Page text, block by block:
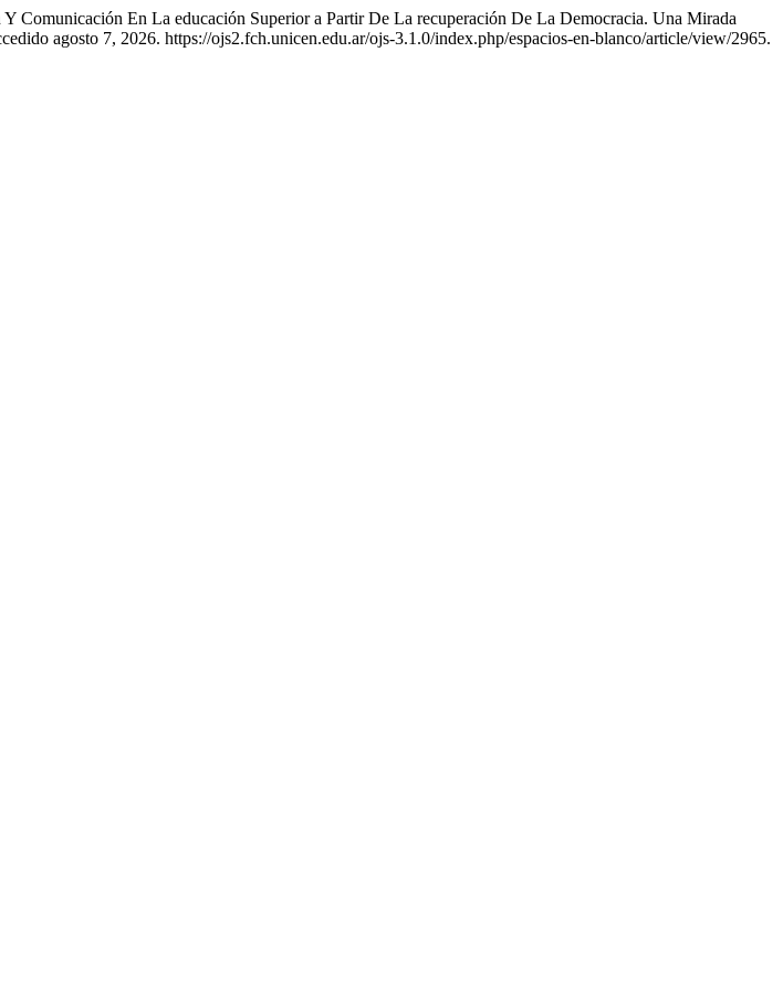
En La educación Superior a Partir De La recuperación De La Democracia. Una Mirada
agosto 7, 2026. https://ojs2.fch.unicen.edu.ar/ojs-3.1.0/index.php/espacios-en-blanco/article/view/2965.